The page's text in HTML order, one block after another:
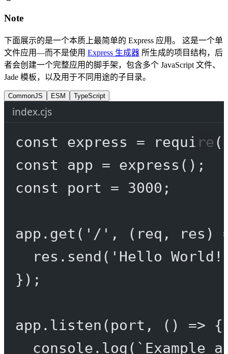
Note
下面展示的是一个本质上最简单的 Express 应用。 这是一个单
文件应用—而不是使用 Express 生成器 所生成的项目结构，后
者会创建一个完整应用的脚手架，包含多个 JavaScript 文件、
Jade 模板，以及用于不同用途的子目录。
CommonJS ESM TypeScript
index.cjs
const express = require (
const
app = express ();
const
port = 3000 ;
app. get ( '/' , ( req , res )
res. send ( 'Hello
});
app. listen (port, () => {
console. log ( `Example